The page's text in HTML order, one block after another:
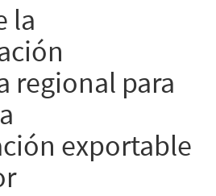
la
regional para
exportable